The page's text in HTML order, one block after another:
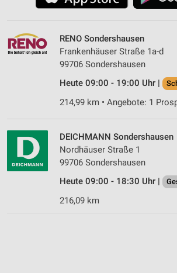
RENO Sondershausen
Frankenhäuser Straße 1a-d
99706 Sondershausen
Heute 09:00 - 19:00 Uhr |
214,99 km • Angebote: 1
DEICHMANN Sondershausen
Nordhäuser Straße 1
99706 Sondershausen
Heute 09:00 - 18:30 Uhr |
216,09 km